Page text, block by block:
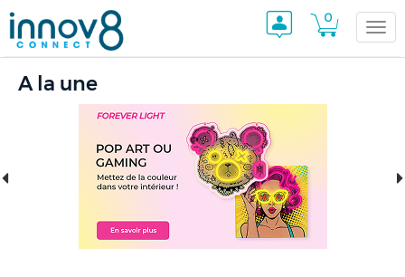
0
A la une